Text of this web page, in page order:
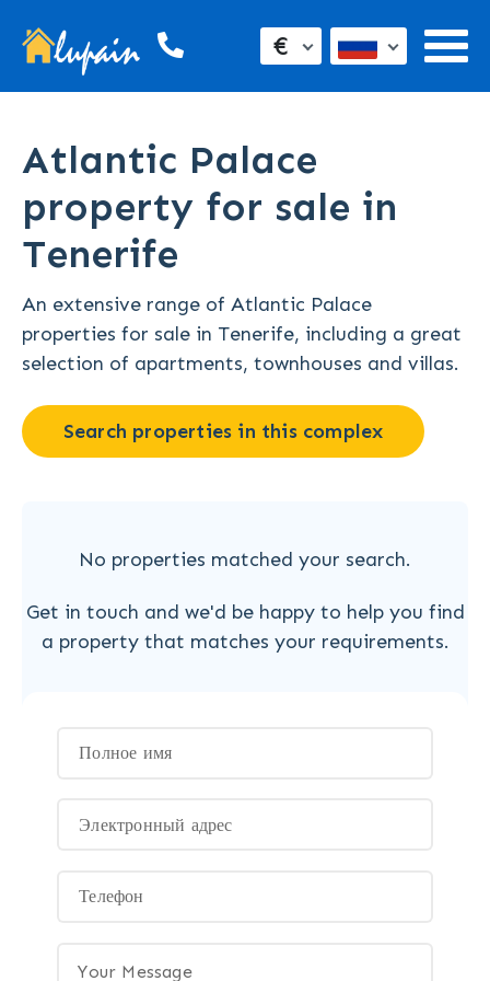
€
Atlantic Palace
property for sale in
Tenerife
An extensive range of Atlantic Palace
properties for sale in Tenerife, including a great
selection of apartments, townhouses and villas.
Search properties in this complex
No properties matched your search.
Get in touch and we'd be happy to help you find
a property that matches your requirements.